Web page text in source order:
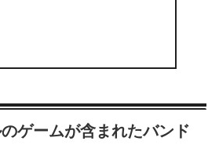
ゲームが含まれたバンド